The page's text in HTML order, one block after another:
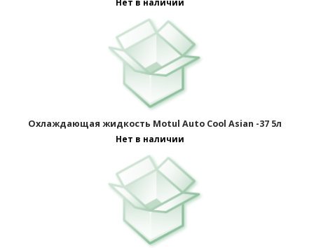
Нет в наличии
Охлаждающая жидкость Motul Auto Cool Asian -37 5л
Нет в наличии